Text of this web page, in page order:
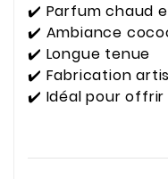
✔️ Parfum chaud
✔️ Ambiance
✔️ Longue tenue
✔️ Fabrication
✔️ Idéal pour offrir